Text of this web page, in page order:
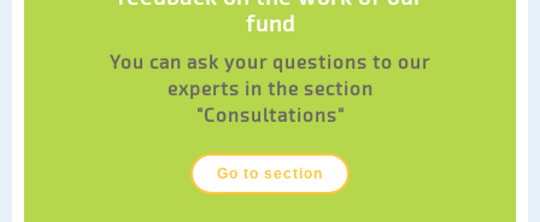
fund
You can ask your questions to our
experts in the section
"Consultations"
Go to section